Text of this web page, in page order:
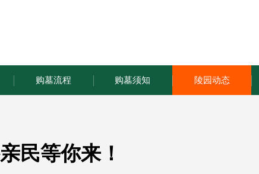
购墓流程 购墓须知 陵园动态
民等你来！